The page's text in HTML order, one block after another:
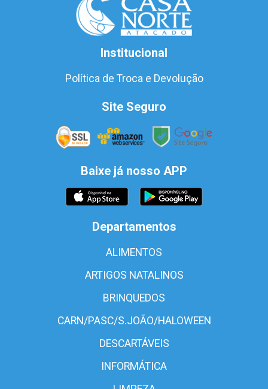
Institucional
Política de Troca e Devolução
Site Seguro
Baixe já nosso APP
Departamentos
ALIMENTOS
ARTIGOS NATALINOS
BRINQUEDOS
CARN/PASC/S.JOÃO/HALOWEEN
DESCARTÁVEIS
INFORMÁTICA